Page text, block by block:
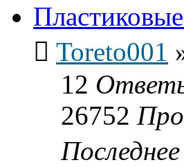
Toreto001
12
26752